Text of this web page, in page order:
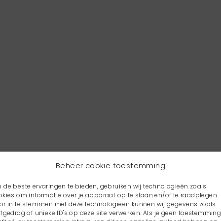
Beheer cookie toestemming
de beste ervaringen te bieden, gebruiken wij technologieën zoals
om informatie over je apparaat op te slaan en/of te raadplegen.
in te stemmen met deze technologieën kunnen wij gegevens zoals
of unieke ID's op deze site verwerken. Als je geen toestemming